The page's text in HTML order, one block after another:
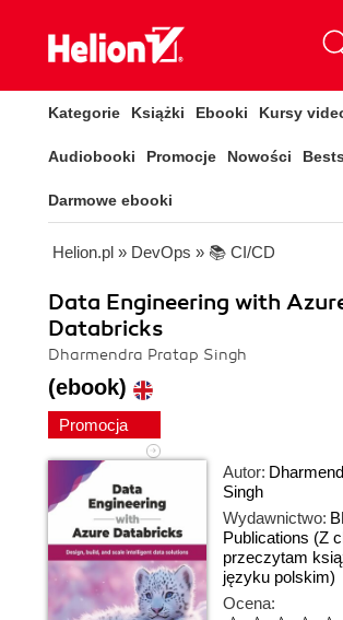
Kategorie Książki Ebooki Kursy
Audiobooki Promocje Nowości
Darmowe ebooki
Helion.pl » DevOps » 📚 CI/CD
Data Engineering with
Databricks
Dharmendra Pratap Singh
(ebook)
Promocja
Autor:
Singh
Wydawnictwo:
Publications (Z
przeczytam
języku polskim)
Ocena: